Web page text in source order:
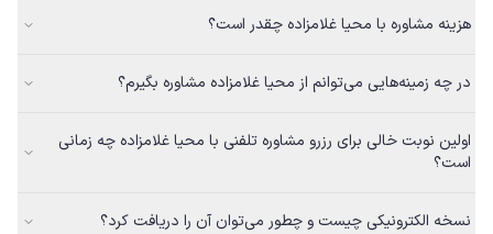
هزینه مشاوره با محیا غلامزاده چقدر است؟
در چه زمینه‌هایی می‌توانم از محیا غلامزاده مشاوره بگیرم؟
اولین نوبت خالی برای رزرو مشاوره تلفنی با محیا غلامزاده چه زمانی
است؟
نسخه الکترونیکی چیست و چطور می‌توان آن را دریافت کرد؟